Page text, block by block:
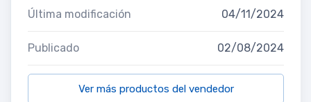
Última modificación 04/11/2024
Publicado 02/08/2024
Ver más productos del vendedor